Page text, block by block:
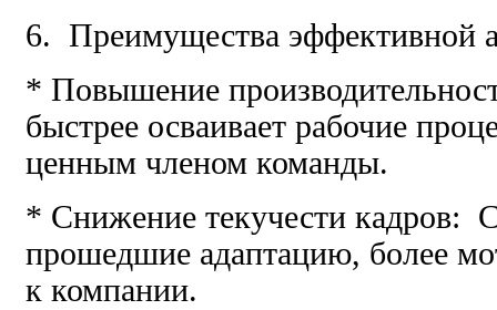
6. Преимущества эффективной
* Повышение
быстрее осваивает рабочие
ценным членом команды.
* Снижение текучести кадров:
прошедшие адаптацию, более
к компании.